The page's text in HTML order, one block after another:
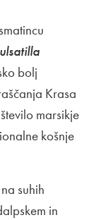
bolj
Krasa
marsikje
košnje
suhih
in